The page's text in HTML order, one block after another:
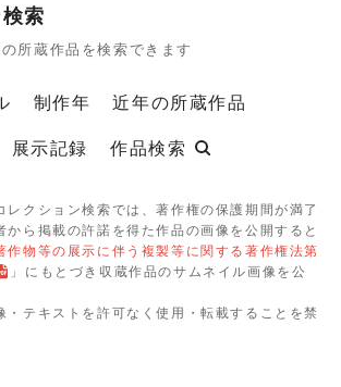
索
所蔵作品を検索できます
制作年
近年の所蔵作品
展示記録 作品検索
レクション検索では、著作権の保護期間が満了
から掲載の許諾を得た作品の画像を公開すると
作物等の展示に伴う複製等に関する著作権法第
」にもとづき収蔵作品のサムネイル画像を公
・テキストを許可なく使用・転載することを禁